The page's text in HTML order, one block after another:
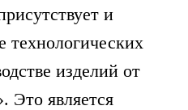
и
технологических
изделий от
Это является